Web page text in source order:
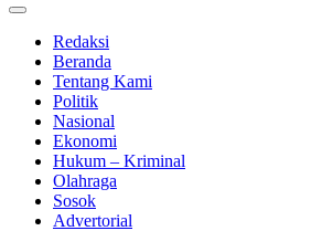
Redaksi
Beranda
Tentang Kami
Politik
Nasional
Ekonomi
Hukum – Kriminal
Olahraga
Sosok
Advertorial